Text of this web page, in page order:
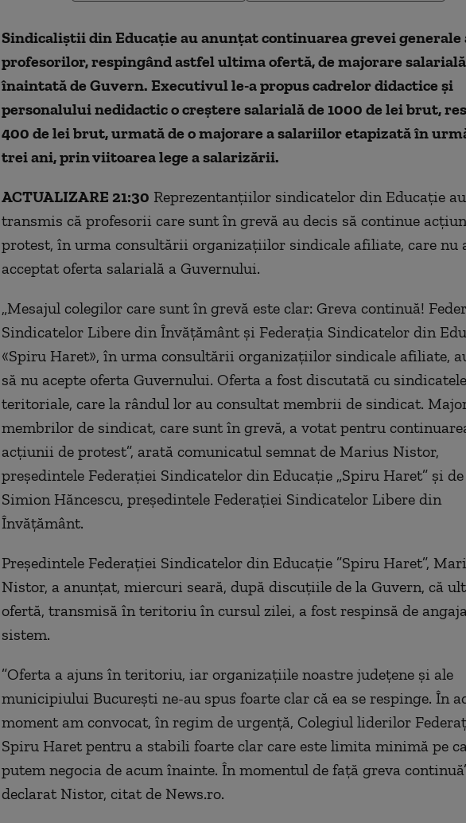
Sindicaliștii din Educație au anunțat continuarea grevei generale
profesorilor, respingând astfel ultima ofertă, de majorare
înaintată de Guvern. Executivul le-a propus cadrelor didactice și
personalului nedidactic o creștere salarială de 1000 de lei brut,
400 de lei brut, urmată de o majorare a salariilor etapizată în
trei ani, prin viitoarea lege a salarizării.
ACTUALIZARE 21:30 Reprezentanțiilor sindicatelor din Educație au
transmis că profesorii care sunt în grevă au decis să continue
protest, în urma consultării organizațiilor sindicale afiliate, care nu
acceptat oferta salarială a Guvernului.
„Mesajul colegilor care sunt în grevă este clar: Greva continuă!
Sindicatelor Libere din Învățământ și Federația Sindicatelor din
«Spiru Haret», în urma consultării organizațiilor sindicale afiliate,
să nu acepte oferta Guvernului. Oferta a fost discutată cu sindicatele
teritoriale, care la rândul lor au consultat membrii de sindicat.
membrilor de sindicat, care sunt în grevă, a votat pentru
acțiunii de protest”, arată comunicatul semnat de Marius Nistor,
președintele Federației Sindicatelor din Educație „Spiru Haret” și de
Simion Hăncescu, președintele Federației Sindicatelor Libere din
Învățământ.
Preşedintele Federaţiei Sindicatelor din Educaţie ”Spiru Haret”,
Nistor, a anunţat, miercuri seară, după discuţiile de la Guvern, că
ofertă, transmisă în teritoriu în cursul zilei, a fost respinsă de
sistem.
”Oferta a ajuns în teritoriu, iar organizaţiile noastre judeţene şi ale
municipiului Bucureşti ne-au spus foarte clar că ea se respinge. În
moment am convocat, în regim de urgenţă, Colegiul liderilor
Spiru Haret pentru a stabili foarte clar care este limita minimă pe
putem negocia de acum înainte. În momentul de faţă greva
declarat Nistor, citat de News.ro.